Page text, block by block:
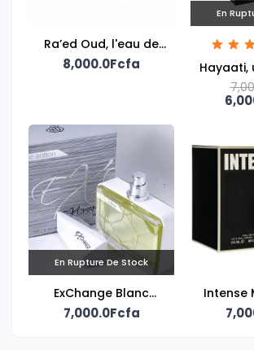
Ra’ed Oud, l'eau de
parfum mixte Lattafa
8,000.0Fcfa
En
Hayaati,
pour
En Rupture De Stock
ExChange Blanc
Edition Unlimited, eau
7,000.0Fcfa
Intense
parfum